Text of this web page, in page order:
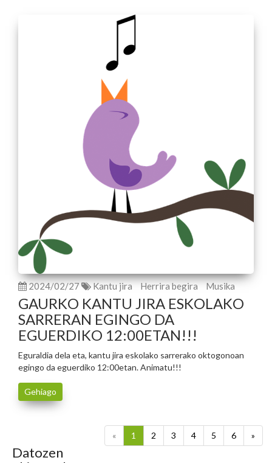
2024/02/27 Kantu jira Herrira begira Musika
GAURKO KANTU JIRA ESKOLAKO
SARRERAN EGINGO DA
EGUERDIKO 12:00ETAN!!!
Eguraldia dela eta, kantu jira eskolako sarrerako oktogonoan
egingo da eguerdiko 12:00etan. Animatu!!!
Gehiago
« 1 2 3 4 5 6 »
Datozen